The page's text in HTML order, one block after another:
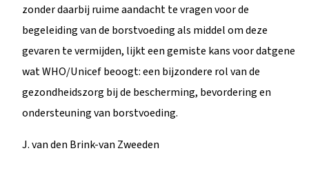
zonder daarbij ruime aandacht te vragen voor de
begeleiding van de borstvoeding als middel om deze
gevaren te vermijden, lijkt een gemiste kans voor datgene
wat WHO/Unicef beoogt: een bijzondere rol van de
gezondheidszorg bij de bescherming, bevordering en
ondersteuning van borstvoeding.
J. van den Brink-van Zweeden